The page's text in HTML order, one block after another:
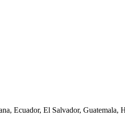
Ecuador, El Salvador,